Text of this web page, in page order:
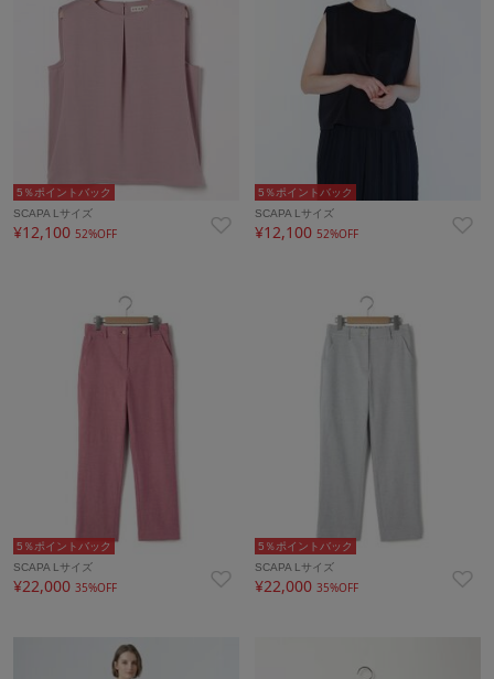
5％ポイントバック
SCAPA Lサイズ
¥12,100 52%OFF
5％ポイントバック
SCAPA Lサイズ
¥12,10052%OFF
5％ポイントバック
SCAPA Lサイズ
¥22,000 35%OFF
5％ポイントバック
SCAPA Lサイズ
¥22,00035%OFF